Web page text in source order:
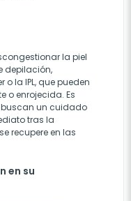
la piel
depilación,
la IPL, que pueden
o enrojecida. Es
un cuidado
tras la
recupere en las
en su